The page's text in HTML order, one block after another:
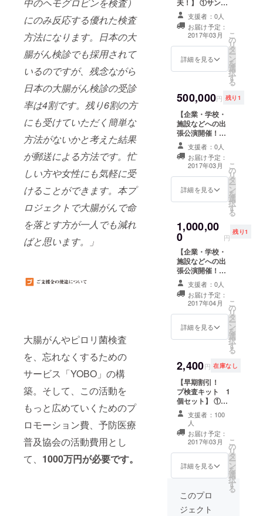
中のヘモグロビンを検査）
にのみ反応する優れた検査
方法になります。日本の大
腸がん検診でも採用されて
いるのですが、残念ながら
日本の大腸がん検診の受診
率は4割です。残り6割の方
にも受けていただく簡単な
方法がないかと考えた結果
が郵送による方法です。忙
しい方や女性にも気軽に受
けることができます。本プ
ロジェクトで大腸がんで命
を落とす方が一人でも減れ
ばと思います。」
大腸がんやピロリ菌検査
を、忘れなくするための
サービス「YOBO」の構
築。そして、この活動を
もっと広めていくためのプ
ロモーション費、予防医療
普及協会の活動費用とし
て、 1000万円が必要です。
夫！】 ①サンク
スメールと活動
報告 ②検査キッ
ト１００個セッ
ト(特別価格) 送
料込み ③スポン
サーとしてサイ
トにロゴ掲載 ④
✖５０個 ⑤メン
バーが会社とし
て社員の健康を
守るための相
談・アドバイス
支援者：0人
お届け予定：
2017年03月
詳細を見る
こ
の
リ
タ
ー
ン
を
選
択
す
る
500,000円 残り1
【企業・学校・
施設などへの出
張公演開催！】
①サンクスメー
ルと活動報告 ②
検査キット５０
個セット(特別価
格) 送料込み ③
スポンサーとし
員の健康を守る
ための相談・ア
ドバイス
支援者：0人
お届け予定：
2017年03月
詳細を見る
こ
の
リ
タ
ー
ン
を
選
択
す
る
1,000,00
0 円
残り1
【企業・学校・
施設などへの出
張公演開催！】
①サンクスメー
ルと活動報告 ②
検査キット10０
個セット(特別価
格) 送料込み ③
スポンサーとし
員の健康を守る
ための相談・ア
ドバイス
支援者：0人
お届け予定：
2017年04月
詳細を見る
こ
の
リ
タ
ー
ン
を
選
択
す
る
2,400円 在庫なし
【早期割引！
プ検査キット 1
個セット】 ①サ
ンクスメールと
活動報告 ②検査
キット1個セット
(早期割引20%オ
フ) 送料込み
支援者：100
人
お届け予定：
2017年03月
詳細を見る
こ
の
リ
タ
ー
ン
を
選
択
す
る
このプロ
ジェクト